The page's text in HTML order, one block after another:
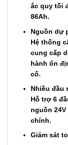
ắc quy tối
86Ah.
Nguồn dự
Hệ thống c
cung cấp
hànhổnđị
cố.
Nhiềuđầu
Hỗ trợ 6đầ
nguồn 24V
chính.
Giám sát